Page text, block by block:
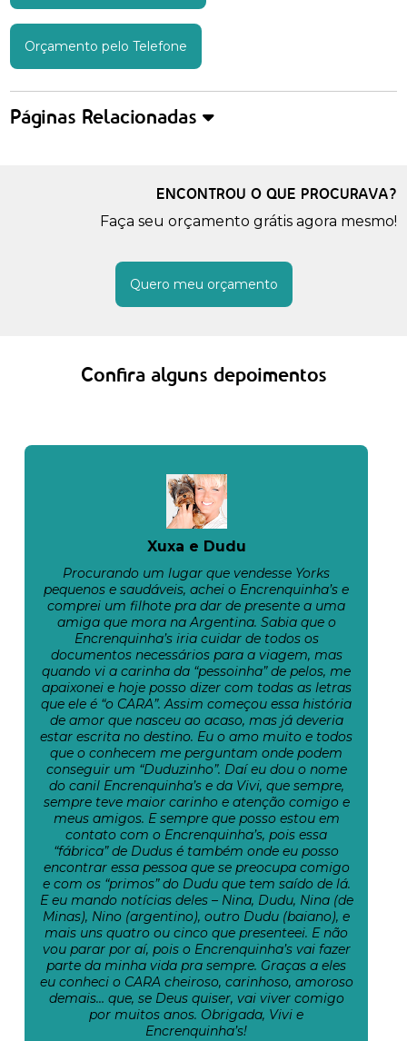
Orçamento pelo Telefone
Páginas Relacionadas
ENCONTROU O QUE PROCURAVA?
Faça seu orçamento grátis agora mesmo!
Quero meu orçamento
Confira alguns depoimentos
Xuxa e Dudu
Procurando um lugar que vendesse Yorks
pequenos e saudáveis, achei o Encrenquinha’s e
comprei um filhote pra dar de presente a uma
amiga que mora na Argentina. Sabia que o
Encrenquinha’s iria cuidar de todos os
documentos necessários para a viagem, mas
quando vi a carinha da “pessoinha” de pelos, me
apaixonei e hoje posso dizer com todas as letras
que ele é “o CARA”. Assim começou essa história
de amor que nasceu ao acaso, mas já deveria
estar escrita no destino. Eu o amo muito e todos
que o conhecem me perguntam onde podem
conseguir um “Duduzinho”. Daí eu dou o nome
do canil Encrenquinha’s e da Vivi, que sempre,
sempre teve maior carinho e atenção comigo e
meus amigos. E sempre que posso estou em
contato com o Encrenquinha’s, pois essa
“fábrica” de Dudus é também onde eu posso
encontrar essa pessoa que se preocupa comigo
e com os “primos” do Dudu que tem saído de lá.
E eu mando notícias deles – Nina, Dudu, Nina (de
Minas), Nino (argentino), outro Dudu (baiano), e
mais uns quatro ou cinco que presenteei. E não
vou parar por aí, pois o Encrenquinha’s vai fazer
parte da minha vida pra sempre. Graças a eles
eu conheci o CARA cheiroso, carinhoso, amoroso
demais… que, se Deus quiser, vai viver comigo
por muitos anos. Obrigada, Vivi e
Encrenquinha’s!